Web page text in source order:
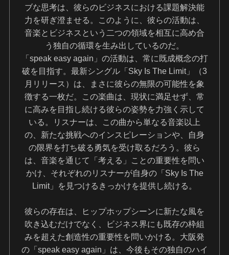
ブな思考は、彼らのビジネスにおける課題解決能
力を研ぎ澄ませる。このように、彼らの活動は、
音楽とビジネスという二つの領域を相互に高め合
う独自の循環を生み出しているのだ。
「speak easy again」の活動は、常に既成概念の打
破を目指す。最新シングル「Sky Is The Limit」（3
月リリース）は、まさに彼らの無限の可能性を象
徴する一枚だ。この楽曲は、現状に満足せず、常
に高みを目指し続ける彼らの姿勢を力強く示して
いる。リスナーは、この曲から単なる音楽以上
の、新たな挑戦へのインスピレーションや、自身
の限界を打ち破る勇気を受け取るだろう。彼ら
は、音楽を通じて「考える」ことの重要性を問い
かけ、それぞれのリスナーが自身の「Sky Is The
Limit」を見つけるきっかけを提供し続ける。
彼らの存在は、ヒップホップシーンに新たな風を
吹き込むだけでなく、ビジネス界にも既存の枠組
みを超えた創造性の重要性を問いかける。大阪発
の「speak easy again」は、今後もその独自のハイ